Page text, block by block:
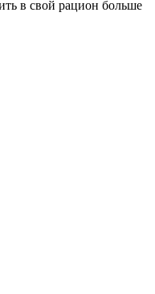
в свой рацион больше